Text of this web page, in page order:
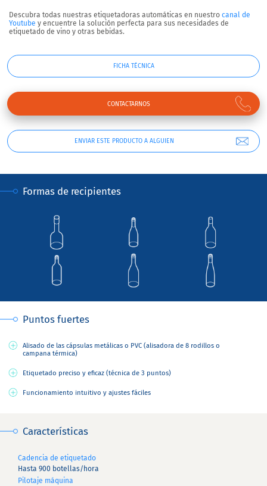
Descubra todas nuestras etiquetadoras automáticas en nuestro canal de
Youtube y encuentre la solución perfecta para sus necesidades de
etiquetado de vino y otras bebidas.
ENVIAR ESTE PRODUCTO A ALGUIEN
FICHA TÉCNICA
CONTACTARNOS
Formas de recipientes
Puntos fuertes
Alisado de las cápsulas metálicas o PVC (alisadora de 8 rodillos o
campana térmica)
Etiquetado preciso y eficaz (técnica de 3 puntos)
Funcionamiento intuitivo y ajustes fáciles
Características
Cadencia de etiquetado
Hasta 900 botellas/hora
Pilotaje máquina